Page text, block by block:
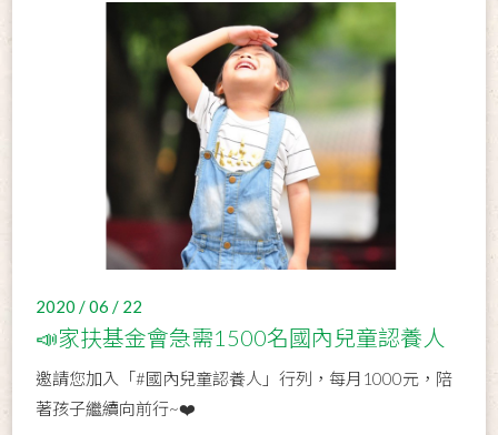
2020 / 06 / 22
📣家扶基金會急需1500名國內兒童認養人
邀請您加入「#國內兒童認養人」行列，每月1000元，陪
著孩子繼續向前行~❤️